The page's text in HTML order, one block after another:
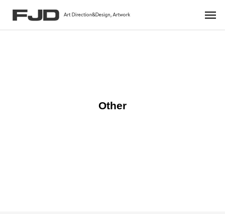
Other